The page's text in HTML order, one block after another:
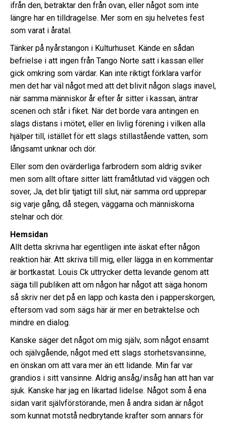
ifrån den, betraktar den från ovan, eller något som inte
längre har en tilldragelse. Mer som en sju helvetes fest
som varat i åratal.
Tänker på nyårstangon i Kulturhuset. Kände en sådan
befrielse i att ingen från Tango Norte satt i kassan eller
gick omkring som värdar. Kan inte riktigt förklara varför
men det har väl något med att det blivit någon slags inavel,
när samma människor år efter år sitter i kassan, äntrar
scenen och står i fiket. När det borde vara antingen en
slags distans i mötet, eller en livlig förening i vilken alla
hjälper till, istället för ett slags stillastående vatten, som
långsamt unknar och dör.
Eller som den ovärderliga farbrodern som aldrig sviker
men som allt oftare sitter lätt framåtlutad vid väggen och
sover, Ja, det blir tjatigt till slut, när samma ord upprepar
sig varje gång, då stegen, väggarna och människorna
stelnar och dör.
Hemsidan
Allt detta skrivna har egentligen inte äskat efter någon
reaktion här. Att skriva till mig, eller lägga in en kommentar
är bortkastat. Louis Ck uttrycker detta levande genom att
säga till publiken att om någon har något att säga honom
så skriv ner det på en lapp och kasta den i papperskorgen,
eftersom vad som sägs här är mer en betraktelse och
mindre en dialog.
Kanske säger det något om mig själv, som något ensamt
och självgående, något med ett slags storhetsvansinne,
en önskan om att vara mer än ett lidande. Min far var
grandios i sitt vansinne. Aldrig ansåg/insåg han att han var
sjuk. Kanske har jag en likartad lidelse. Något som å ena
sidan varit självförstörande, men å andra sidan är något
som kunnat motstå nedbrytande krafter som annars för